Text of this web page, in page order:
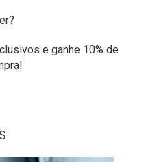
e ganhe 10% de